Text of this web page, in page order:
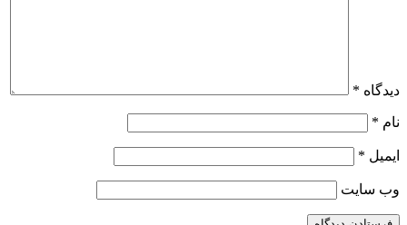
دیدگاه *
نام *
ایمیل *
وب‌ سایت